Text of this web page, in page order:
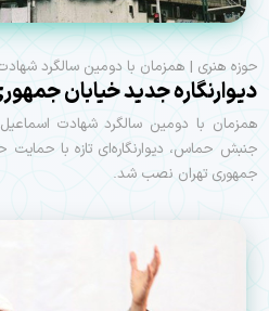
حوزه هنری | همزمان با دومین سالگرد
دیوارنگاره جدید خیابان
همزمان با دومین سالگرد شهادت
جنبش حماس، دیوارنگاره‌ای تازه با حمایت
جمهوری تهران نصب شد.